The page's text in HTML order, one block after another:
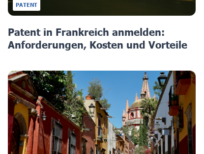
PATENT
Patent in Frankreich anmelden:
Anforderungen, Kosten und Vorteile